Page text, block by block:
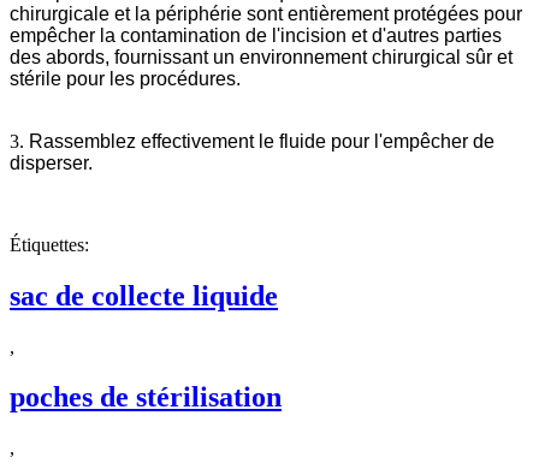
chirurgicale et la périphérie sont entièrement protégées pour
empêcher la contamination de l'incision et d'autres parties
des abords, fournissant un environnement chirurgical sûr et
stérile pour les procédures.
3. Rassemblez effectivement le fluide pour l'empêcher de
disperser.
Étiquettes:
sac de collecte liquide
,
poches de stérilisation
,